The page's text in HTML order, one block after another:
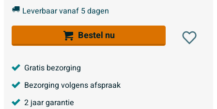
Leverbaar vanaf 5 dagen
Bestel nu
Gratis bezorging
Bezorging volgens afspraak
2 jaar garantie